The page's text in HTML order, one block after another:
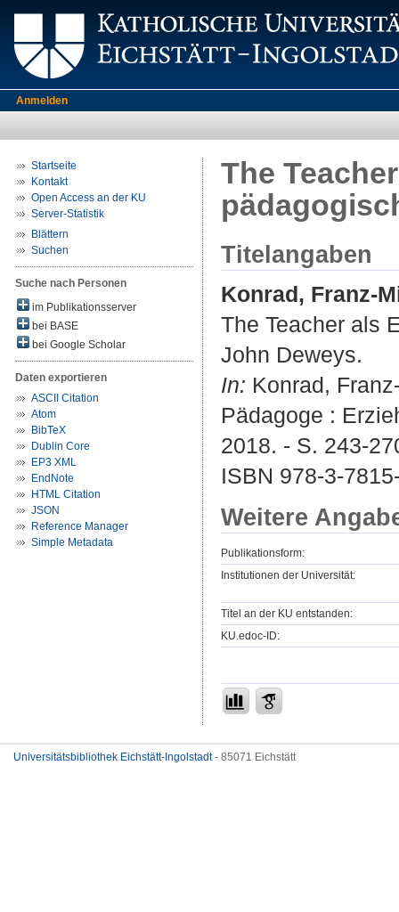
Anmelden
Startseite
Kontakt
Open Access an der KU
Server-Statistik
Blättern
Suchen
Suche nach Personen
im Publikationsserver
bei BASE
bei Google Scholar
Daten exportieren
ASCII Citation
Atom
BibTeX
Dublin Core
EP3 XML
EndNote
HTML Citation
JSON
Reference Manager
Simple Metadata
The
Titelangaben
Konrad, Franz-
The Teacher als
John Deweys.
In: Konrad,
Pädagoge :
2018. - S. 243-
ISBN 978-3-
Weitere
Publikationsform:
Institutionen der Universität:
Titel an der KU entstanden:
KU.edoc-ID:
Universitätsbibliothek Eichstätt-Ingolstadt- 85071 Eichstätt